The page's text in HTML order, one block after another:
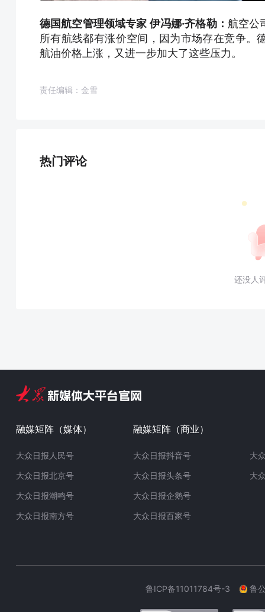
德国航空管理领域专家 伊冯娜·齐格勒： 航空公
所有航线都有涨价空间，因为市场存在竞争。
航油价格上涨，又进一步加大了这些压力。
责任编辑：金雪
热门评论
还没人
融媒矩阵（媒体）
大众日报人民号
大众日报北京号
大众日报潮鸣号
大众日报南方号
融媒矩阵（商业）
大众日报抖音号
大众日报头条号
大众日报企鹅号
大众日报百家号
大
大
鲁ICP备11011784号-3 鲁